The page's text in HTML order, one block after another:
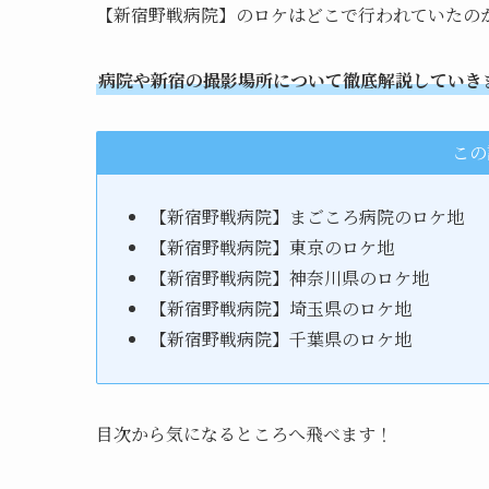
【新宿野戦病院】のロケはどこで行われていたの
病院や新宿の撮影場所について徹底解説していき
こ
【新宿野戦病院】まごころ病院のロケ地
【新宿野戦病院】東京のロケ地
【新宿野戦病院】神奈川県のロケ地
【新宿野戦病院】埼玉県のロケ地
【新宿野戦病院】千葉県のロケ地
目次から気になるところへ飛べます！